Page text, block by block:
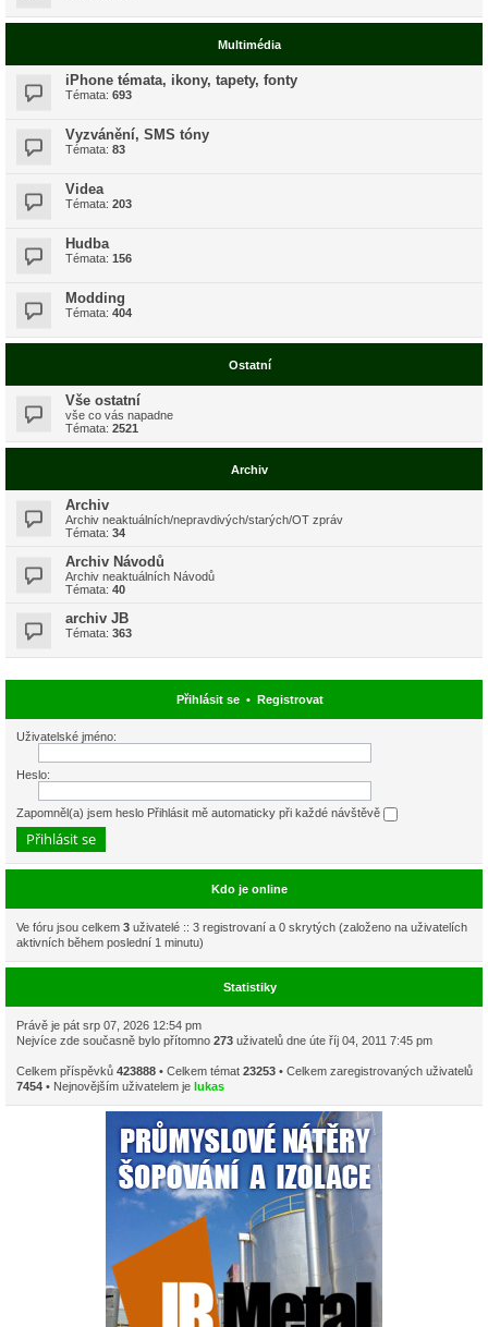
Multimédia
iPhone témata, ikony, tapety, fonty
Témata: 693
Vyzvánění, SMS tóny
Témata: 83
Videa
Témata: 203
Hudba
Témata: 156
Modding
Témata: 404
Ostatní
Vše ostatní
vše co vás napadne
Témata: 2521
Archiv
Archiv
Archiv neaktuálních/nepravdivých/starých/OT zpráv
Témata: 34
Archiv Návodů
Archiv neaktuálních Návodů
Témata: 40
archiv JB
Témata: 363
Přihlásit se• Registrovat
Uživatelské jméno:
Heslo:
Zapomněl(a) jsem heslo Přihlásit mě automaticky při každé návštěvě
Kdo je online
Ve fóru jsou celkem 3 uživatelé :: 3 registrovaní a 0 skrytých (založeno na uživatelích
aktivních během poslední 1 minutu)
Statistiky
Právě je pát srp 07, 2026 12:54 pm
Nejvíce zde současně bylo přítomno 273 uživatelů dne úte říj 04, 2011 7:45 pm
Celkem příspěvků 423888 • Celkem témat 23253 • Celkem zaregistrovaných uživatelů
7454 • Nejnovějším uživatelem je lukas